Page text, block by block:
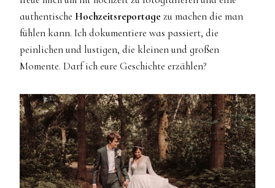
authentische Hochzeitsreportage zu machen die man
fühlen kann. Ich dokumentiere was passiert, die
peinlichen und lustigen, die kleinen und großen
Momente. Darf ich eure Geschichte erzählen?